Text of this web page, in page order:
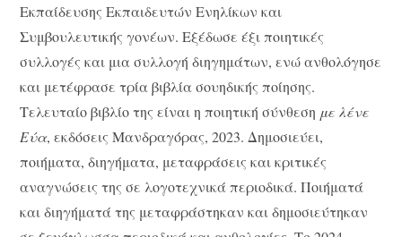
Εκπαίδευσης Εκπαιδευτών Ενηλίκων και
Συμβουλευτικής γονέων. Εξέδωσε έξι ποιητικές
συλλογές και μια συλλογή διηγημάτων, ενώ ανθολόγησε
και μετέφρασε τρία βιβλία σουηδικής ποίησης.
Τελευταίο βιβλίο της είναι η ποιητική σύνθεση με λένε
Εύα, εκδόσεις Μανδραγόρας, 2023. Δημοσιεύει,
ποιήματα, διηγήματα, μεταφράσεις και κριτικές
αναγνώσεις της σε λογοτεχνικά περιοδικά. Ποιήματά
και διηγήματά της μεταφράστηκαν και δημοσιεύτηκαν